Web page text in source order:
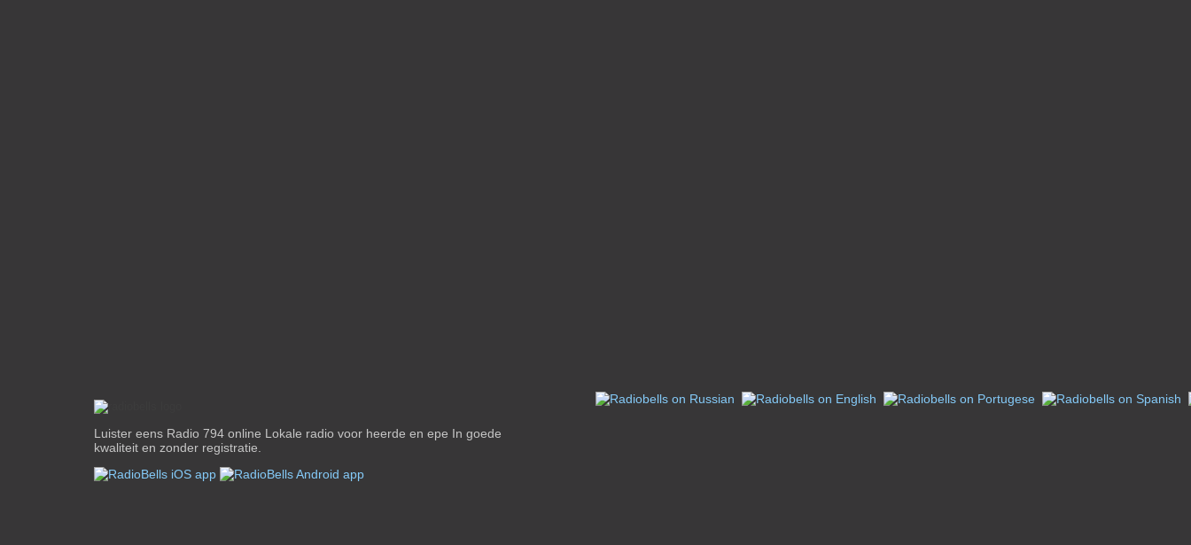
Luister eens Radio 794 online Lokale radio voor heerde en epe In goede
kwaliteit en zonder registratie.